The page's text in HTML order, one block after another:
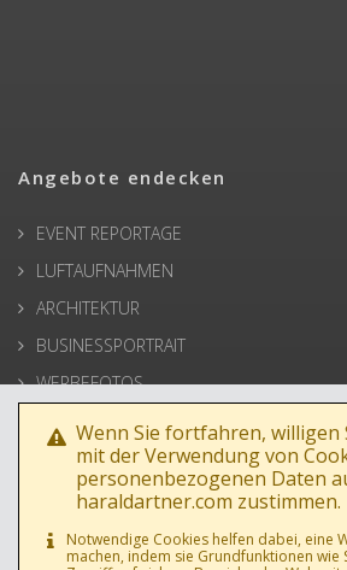
Angebote endecken
EVENT REPORTAGE
LUFTAUFNAHMEN
ARCHITEKTUR
BUSINESSPORTRAIT
WERBEFOTOS
HOCHZEIT
PRESSE
Wenn Sie fortfahren, willigen
mit der Verwendung von
personenbezogenen Daten
haraldartner.com zustimmen.
Notwendige Cookies helfen dabei, eine
machen, indem sie Grundfunktionen wie